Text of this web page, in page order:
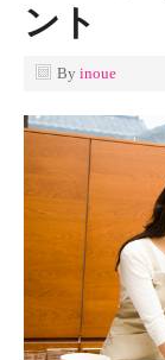
ント
By inoue